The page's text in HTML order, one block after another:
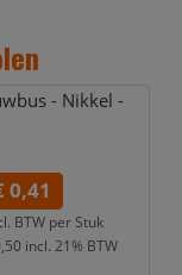
- Nikkel -
0,41
BTW per Stuk
incl. 21% BTW